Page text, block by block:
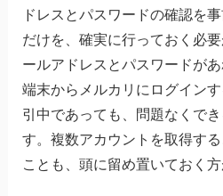
ドレスとパスワードの確認を
だけを、確実に行っておく必
ールアドレスとパスワードが
端末からメルカリにログイン
引中であっても、問題なくで
す。複数アカウントを取得す
ことも、頭に留め置いておく方